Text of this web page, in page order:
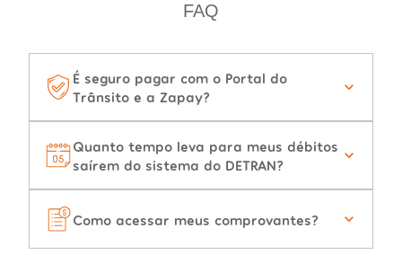
FAQ
É seguro pagar com o Portal do
Trânsito e a Zapay?
Quanto tempo leva para meus débitos
saírem do sistema do DETRAN?
Como acessar meus comprovantes?